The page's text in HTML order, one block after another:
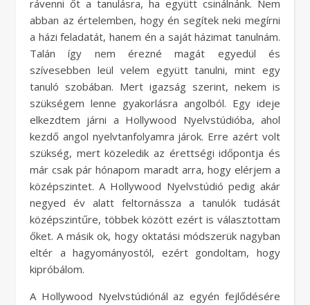
rávenni őt a tanulásra, ha együtt csinálnánk. Nem
abban az értelemben, hogy én segítek neki megírni
a házi feladatát, hanem én a saját házimat tanulnám.
Talán így nem érezné magát egyedül és
szívesebben leül velem együtt tanulni, mint egy
tanuló szobában. Mert igazság szerint, nekem is
szükségem lenne gyakorlásra angolból. Egy ideje
elkezdtem járni a Hollywood Nyelvstúdióba, ahol
kezdő angol nyelvtanfolyamra járok. Erre azért volt
szükség, mert közeledik az érettségi időpontja és
már csak pár hónapom maradt arra, hogy elérjem a
középszintet. A Hollywood Nyelvstúdió pedig akár
negyed év alatt feltornássza a tanulók tudását
középszintűre, többek között ezért is választottam
őket. A másik ok, hogy oktatási módszerük nagyban
eltér a hagyományostól, ezért gondoltam, hogy
kipróbálom.
A Hollywood Nyelvstúdiónál az egyén fejlődésére